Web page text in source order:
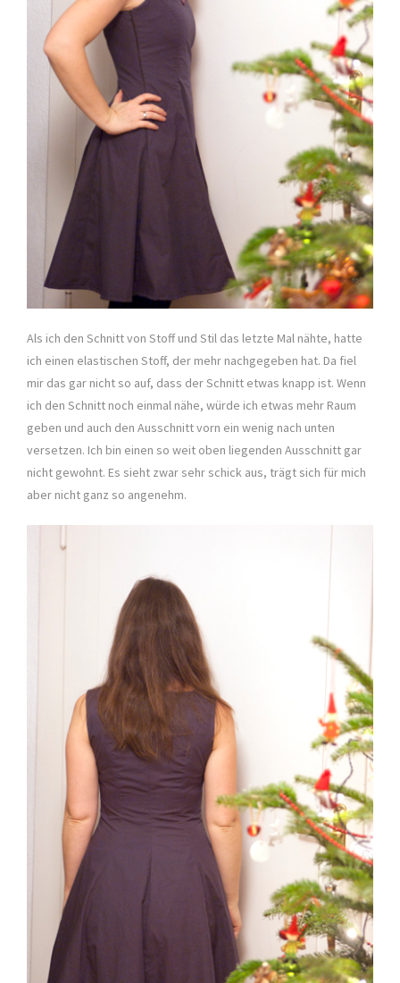
Als ich den Schnitt von Stoff und Stil das letzte Mal nähte, hatte
ich einen elastischen Stoff, der mehr nachgegeben hat. Da fiel
mir das gar nicht so auf, dass der Schnitt etwas knapp ist. Wenn
ich den Schnitt noch einmal nähe, würde ich etwas mehr Raum
geben und auch den Ausschnitt vorn ein wenig nach unten
versetzen. Ich bin einen so weit oben liegenden Ausschnitt gar
nicht gewohnt. Es sieht zwar sehr schick aus, trägt sich für mich
aber nicht ganz so angenehm.